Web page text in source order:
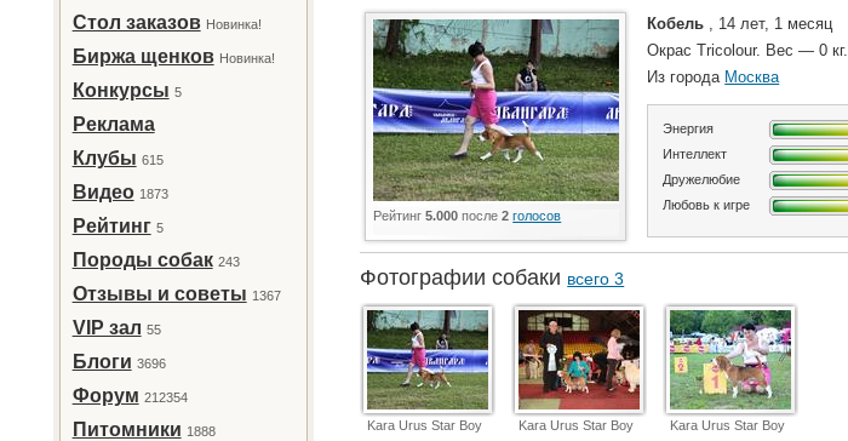
Стол заказов Новинка!
Биржа щенков Новинка!
Конкурсы 5
Реклама
Клубы 615
Видео 1873
Рейтинг 5
Породы собак 243
Отзывы и советы 1367
VIP зал 55
Блоги 3696
Форум 212354
Питомники 1888
Рейтинг5.000 после2 голосов
Кобель , 14 лет, 1 месяц
Окрас Tricolour. Вес — 0 кг.
Из города Москва
Энергия
Интеллект
Дружелюбие
Любовь к игре
Фотографии собаки всего 3
Kara Urus Star Boy Kara Urus Star Boy Kara Urus Star Boy